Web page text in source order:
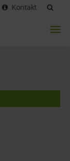
Kontakt